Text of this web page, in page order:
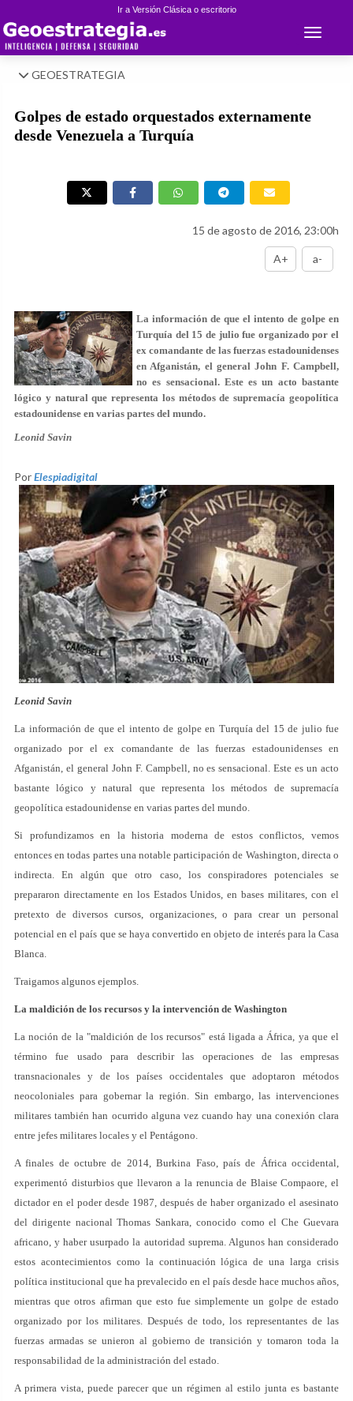
Ir a Versión Clásica o escritorio
Toggle
GEOESTRATEGIA
Golpes de estado orquestados externamente
desde Venezuela a Turquía
15 de agosto de 2016, 23:00h
A+ a-
La información de que el intento de golpe en
Turquía del 15 de julio fue organizado por el
ex comandante de las fuerzas estadounidenses
en Afganistán, el general John F. Campbell,
no es sensacional. Este es un acto bastante
lógico y natural que representa los métodos de supremacía geopolítica
estadounidense en varias partes del mundo.
Leonid Savin
PorElespiadigital
Leonid Savin
La información de que el intento de golpe en Turquía del 15 de julio fue
organizado por el ex comandante de las fuerzas estadounidenses en
Afganistán, el general John F. Campbell, no es sensacional. Este es un acto
bastante lógico y natural que representa los métodos de supremacía
geopolítica estadounidense en varias partes del mundo.
Si profundizamos en la historia moderna de estos conflictos, vemos
entonces en todas partes una notable participación de Washington, directa o
indirecta. En algún que otro caso, los conspiradores potenciales se
prepararon directamente en los Estados Unidos, en bases militares, con el
pretexto de diversos cursos, organizaciones, o para crear un personal
potencial en el país que se haya convertido en objeto de interés para la Casa
Blanca.
Traigamos algunos ejemplos.
La maldición de los recursos y la intervención de Washington
La noción de la "maldición de los recursos" está ligada a África, ya que el
término fue usado para describir las operaciones de las empresas
transnacionales y de los países occidentales que adoptaron métodos
neocoloniales para gobernar la región. Sin embargo, las intervenciones
militares también han ocurrido alguna vez cuando hay una conexión clara
entre jefes militares locales y el Pentágono.
A finales de octubre de 2014, Burkina Faso, país de África occidental,
experimentó disturbios que llevaron a la renuncia de Blaise Compaore, el
dictador en el poder desde 1987, después de haber organizado el asesinato
del dirigente nacional Thomas Sankara, conocido como el Che Guevara
africano, y haber usurpado la autoridad suprema. Algunos han considerado
estos acontecimientos como la continuación lógica de una larga crisis
política institucional que ha prevalecido en el país desde hace muchos años,
mientras que otros afirman que esto fue simplemente un golpe de estado
organizado por los militares. Después de todo, los representantes de las
fuerzas armadas se unieron al gobierno de transición y tomaron toda la
responsabilidad de la administración del estado.
A primera vista, puede parecer que un régimen al estilo junta es bastante